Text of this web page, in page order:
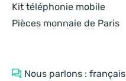
Kit téléphonie mobile
Pièces monnaie de Paris
Nous parlons : français